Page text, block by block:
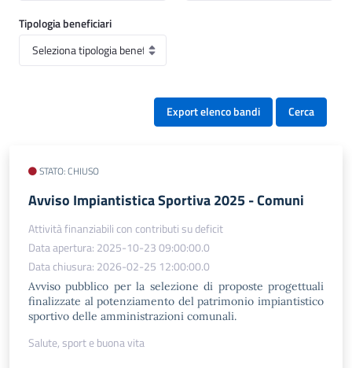
Tipologia beneficiari
Export elenco bandi Cerca
STATO: CHIUSO
Avviso Impiantistica Sportiva 2025 - Comuni
Attività finanziabili con contributi su deficit
Data apertura: 2025-10-23 09:00:00.0
Data chiusura: 2026-02-25 12:00:00.0
Avviso pubblico per la selezione di proposte progettuali
finalizzate al potenziamento del patrimonio impiantistico
sportivo delle amministrazioni comunali.
Salute, sport e buona vita